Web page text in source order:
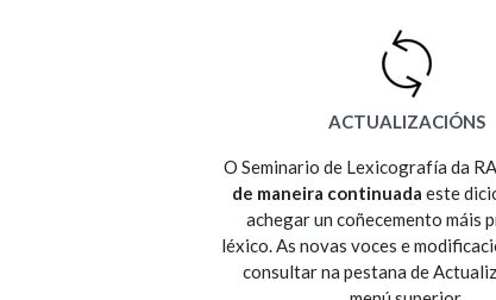
OUTRAS OPCIÓNS DE BUSCA
Marcas gramaticais
ACTUALIZACIÓNS
O Seminario de Lexicografía da
de maneira continuada este
achegar un coñecemento máis
léxico. As novas voces e
consultar na pestana de